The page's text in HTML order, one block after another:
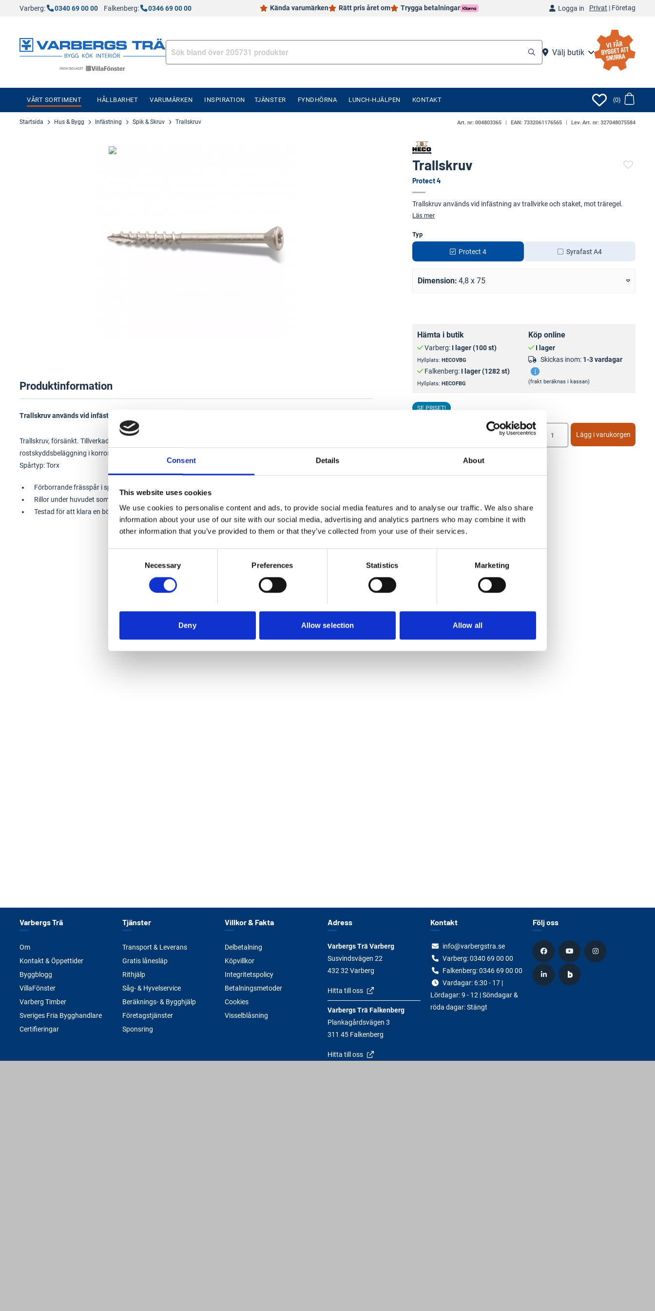
Consent Details About
This website uses cookies
We use cookies to personalise content and ads, to provide social media features and to analyse our traffic. We also share
information about your use of our site with our social media, advertising and analytics partners who may combine it with
other information that you’ve provided to them or that they’ve collected from your use of their services.
Necessary Preferences Statistics Marketing
Deny Allow selection Allow all
Varberg: 0340 69 00 00 Falkenberg: 0346 69 00 00 Kända varumärken Rätt pris året om Trygga betalningar Logga in Privat | Företag
Välj butik
VÅRT SORTIMENT HÅLLBARHET VARUMÄRKEN INSPIRATION TJÄNSTER FYNDHÖRNA LUNCH-HJÄLPEN KONTAKT (0)
Startsida Hus & Bygg Infästning Spik & Skruv Trallskruv Art. nr: 004803365 EAN: 7332061176565 Lev. Art. nr: 327048075584
Trallskruv
Protect 4
Trallskruv används vid infästning av trallvirke och staket, mot träregel.
Läs mer
Typ
Protect 4 Syrafast A4
Dimension 4,8 x 75
Hämta i butik
Varberg: I lager (100 st)
Hyllplats: HECOVBG
Falkenberg: I lager (1282 st)
Hyllplats: HECOFBG
Köp online
I lager
Skickas inom: 1-3 vardagar
(frakt beräknas i kassan)
SE PRISET!
Lägg i varukorgen
Produktinformation
Trallskruv används vid infästning av trallvirke och staket, mot träregel.
Trallskruv, försänkt. Tillverkad av legerat specialstål, belagd med ytbehandling av Protect4 (typgodkänd
rostskyddsbeläggning i korrosivitetsklass C4).
Spårtyp: Torx
Förborrande frässpår i spetsen
Rillor under huvudet som försänker skallen
Testad för att klara en böjvinkel på 80° (standard: 25°)
Varbergs Trä
Om
Kontakt & Öppettider
Byggblogg
VillaFönster
Varberg Timber
Sveriges Fria Bygghandlare
Certifieringar
Tjänster
Transport & Leverans
Gratis lånesläp
Rithjälp
Såg- & Hyvelservice
Beräknings- & Bygghjälp
Företagstjänster
Sponsring
Villkor & Fakta
Delbetalning
Köpvillkor
Integritetspolicy
Betalningsmetoder
Cookies
Visselblåsning
Adress
Varbergs Trä Varberg
Susvindsvägen 22
432 32 Varberg
Hitta till oss
Varbergs Trä Falkenberg
Plankagårdsvägen 3
311 45 Falkenberg
Hitta till oss
Kontakt
info@varbergstra.se
Varberg:0340 69 00 00
Falkenberg:0346 69 00 00
Vardagar: 6:30 - 17 |
Lördagar: 9 - 12 | Söndagar &
röda dagar: Stängt
Följ oss